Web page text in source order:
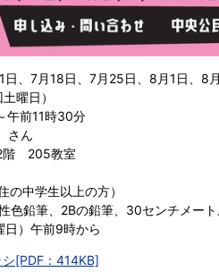
7月18日、7月25日、8月1日、8
日）
11時30分
ん
205教室
中学生以上の方）
鉛筆、2Bの鉛筆、30センチメート
）午前9時から
[PDF：414KB]